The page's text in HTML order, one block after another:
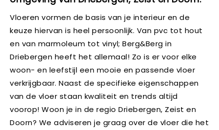
Vloeren vormen de basis van je interieur en de
keuze hiervan is heel persoonlijk. Van pvc tot hout
en van marmoleum tot vinyl; Berg&Berg in
Driebergen heeft het allemaal! Zo is er voor elke
woon- en leefstijl een mooie en passende vloer
verkrijgbaar. Naast de specifieke eigenschappen
van de vloer staan kwaliteit en trends altijd
voorop! Woon je in de regio Driebergen, Zeist en
Doorn? We adviseren je graag over de vloer die het